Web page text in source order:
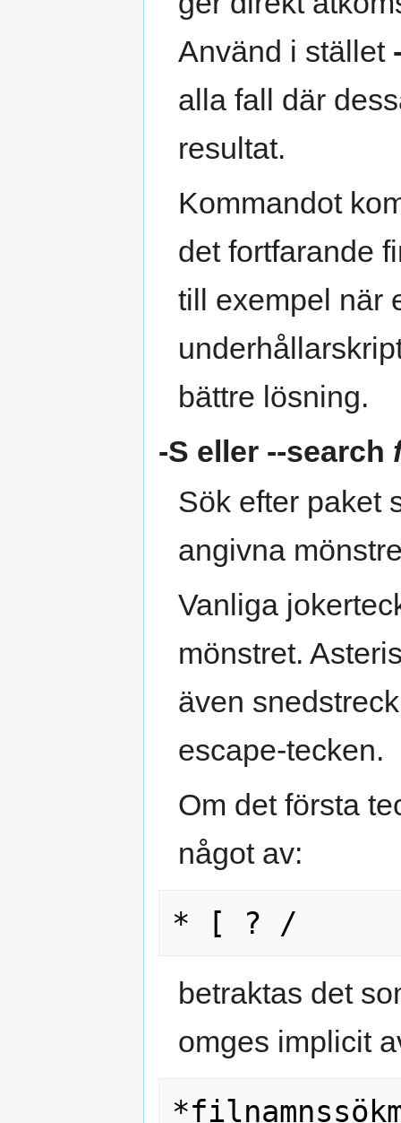
Använd i stället
alla fall där
resultat.
Kommandot
det fortfarande
till exempel när
bättre lösning.
-S eller --search
Sök efter paket
angivna
Vanliga
mönstret.
även
escape-tecken.
Om det första
något av:
betraktas det
omges implicit